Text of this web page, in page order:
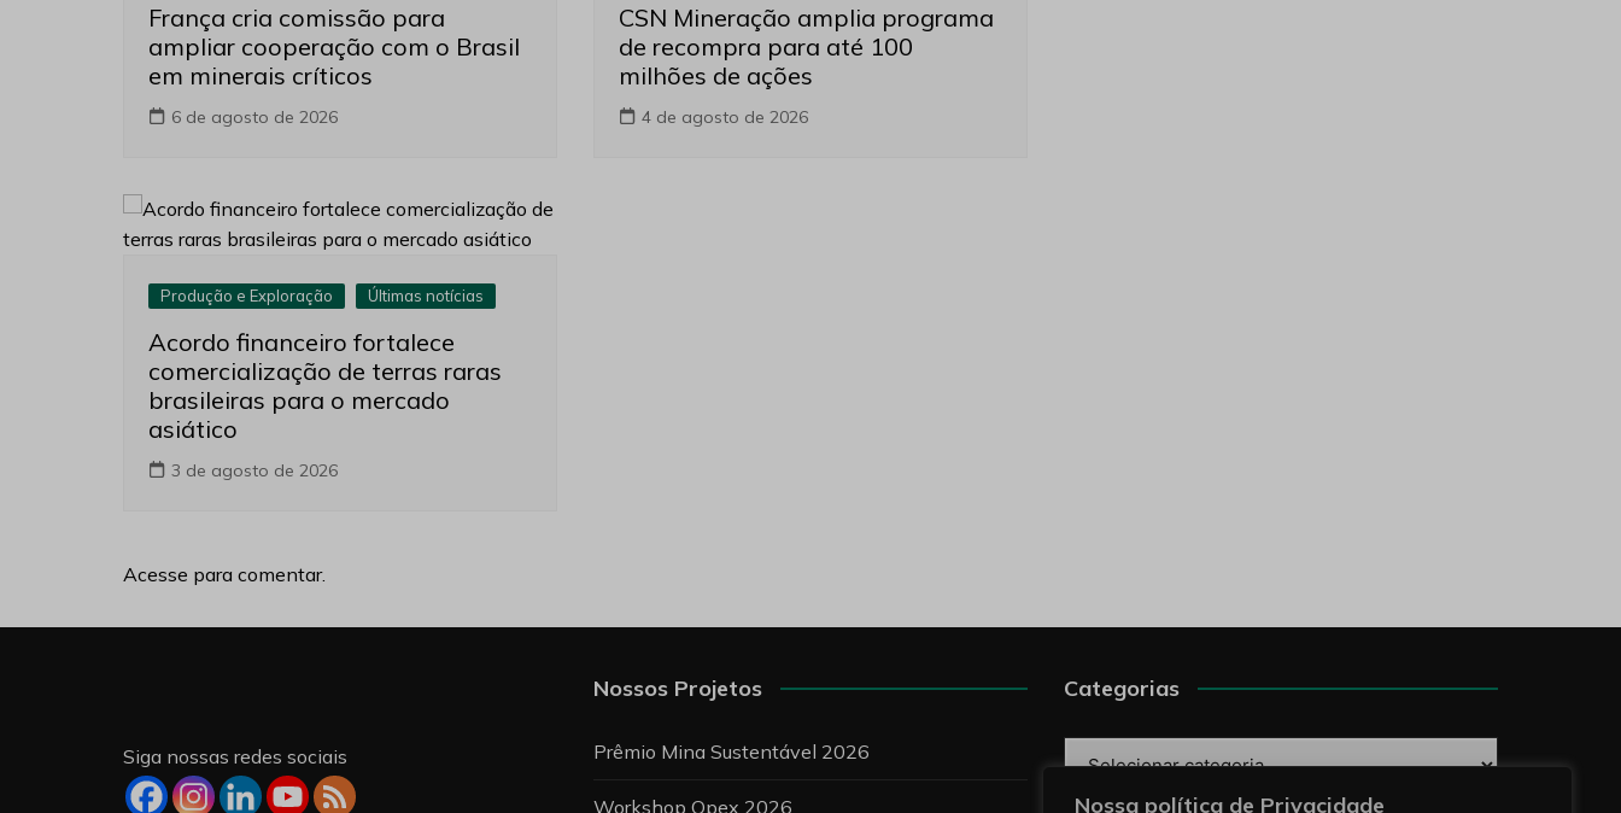
Nossa política de Privacidade
França cria comissão para
ampliar cooperação com o Brasil
em minerais críticos
6 de agosto de 2026
CSN Mineração amplia programa
de recompra para até 100
milhões de ações
4 de agosto de 2026
Produção e Exploração Últimas notícias
Acordo financeiro fortalece
comercialização de terras raras
brasileiras para o mercado
asiático
3 de agosto de 2026
Acesse para comentar.
Siga nossas redes sociais
Nossos Projetos
Prêmio Mina Sustentável 2026
Workshop Opex 2026
Categorias